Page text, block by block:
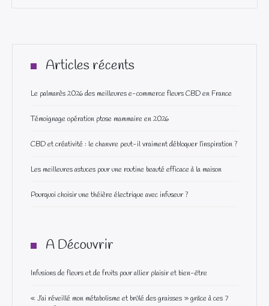
Articles récents
Le palmarès 2026 des meilleures e-commerce fleurs CBD en France
Témoignage opération ptose mammaire en 2026
CBD et créativité : le chanvre peut-il vraiment débloquer l’inspiration ?
Les meilleures astuces pour une routine beauté efficace à la maison
Pourquoi choisir une théière électrique avec infuseur ?
A Découvrir
Infusions de fleurs et de fruits pour allier plaisir et bien-être
« J’ai réveillé mon métabolisme et brûlé des graisses » grâce à ces 7